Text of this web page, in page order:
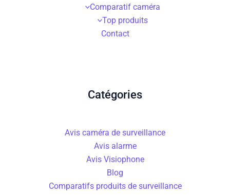
Comparatif caméra
Top produits
Contact
Catégories
Avis caméra de surveillance
Avis alarme
Avis Visiophone
Blog
Comparatifs produits de surveillance